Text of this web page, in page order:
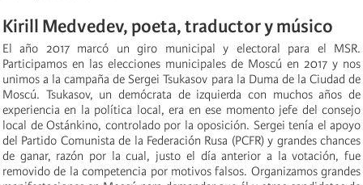
Kirill Medvedev, poeta, traductor y músico
El año 2017 marcó un giro municipal y electoral para el MSR.
Participamos en las elecciones municipales de Moscú en 2017 y nos
unimos a la campaña de Sergei Tsukasov para la Duma de la Ciudad de
Moscú. Tsukasov, un demócrata de izquierda con muchos años de
experiencia en la política local, era en ese momento jefe del consejo
local de Ostánkino, controlado por la oposición. Sergei tenía el apoyo
del Partido Comunista de la Federación Rusa (PCFR) y grandes chances
de ganar, razón por la cual, justo el día anterior a la votación, fue
removido de la competencia por motivos falsos. Organizamos grandes